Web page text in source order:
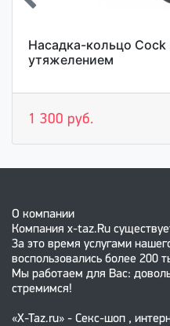
Насадка-кольцо Cock
утяжелением
1 300 руб.
О компании
Компания x-taz.Ru
За это время услугами
воспользовались более 200
Мы работаем для Вас:
стремимся!
«X-Taz.ru» - Секс-шоп ,